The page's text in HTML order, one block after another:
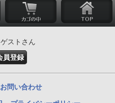
ストさん
員登録
お問い合わせ